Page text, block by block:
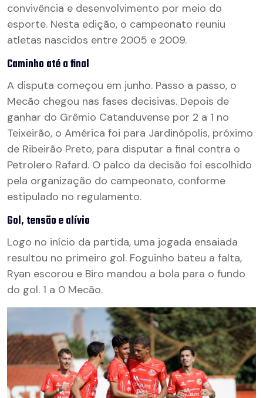
convivência e desenvolvimento por meio do
esporte. Nesta edição, o campeonato reuniu
atletas nascidos entre 2005 e 2009.
Caminho até a final
A disputa começou em junho. Passo a passo, o
Mecão chegou nas fases decisivas. Depois de
ganhar do Grêmio Catanduvense por 2 a 1 no
Teixeirão, o América foi para Jardinópolis, próximo
de Ribeirão Preto, para disputar a final contra o
Petrolero Rafard. O palco da decisão foi escolhido
pela organização do campeonato, conforme
estipulado no regulamento.
Gol, tensão e alívio
Logo no início da partida, uma jogada ensaiada
resultou no primeiro gol. Foguinho bateu a falta,
Ryan escorou e Biro mandou a bola para o fundo
do gol. 1 a 0 Mecão.